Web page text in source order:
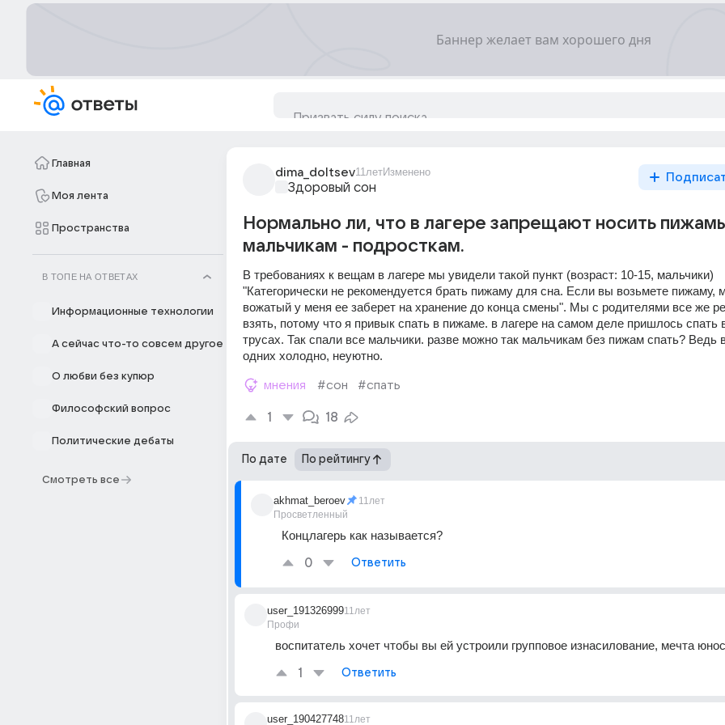
Главная
Моя лента
Пространства
В ТОПЕ НА ОТВЕТАХ
Информационные технологии
А сейчас что-то совсем другое
О любви без купюр
Философский вопрос
Политические дебаты
Смотреть все
dima_doltsev11летИзменено
Здоровый сон
Нормально ли, что в лагере запрещают носить
мальчикам - подросткам.
В требованиях к вещам в лагере мы увидели такой пункт (возраст: 10-15, мальчики)
"Категорически не рекомендуется брать пижаму для сна. Если вы возьмете пижаму,
вожатый у меня ее заберет на хранение до конца смены". Мы с родителями все же
взять, потому что я привык спать в пижаме. в лагере на самом деле пришлось спать
трусах. Так спали все мальчики. разве можно так мальчикам без пижам спать? Ведь
одних холодно, неуютно.
мнения #сон #спать
1 18
По дате По рейтингу
akhmat_beroev
Просветленный
11лет
Концлагерь как называется?
0 Ответить
user_191326999
Профи
11лет
воспитатель хочет чтобы вы ей устроили групповое изнасилование, мечта
1 Ответить
user_19042774811лет